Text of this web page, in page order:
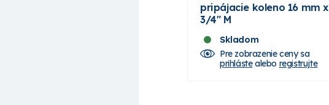
pripájacie koleno 16 mm x
3/4" M
Skladom
Pre zobrazenie ceny sa
prihlástealebo registrujte